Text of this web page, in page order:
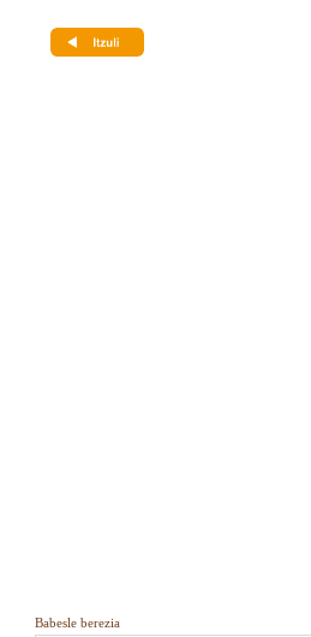
Babesle berezia